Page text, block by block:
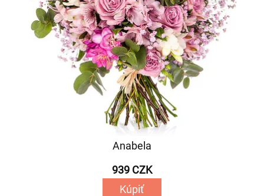
Anabela
939 CZK
Kúpiť